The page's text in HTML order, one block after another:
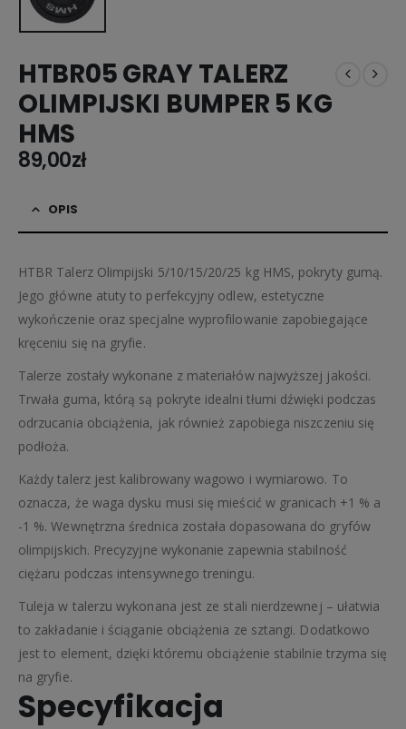
HTBR05 GRAY TALERZ
OLIMPIJSKI BUMPER 5 KG
HMS
89,00zł
OPIS
HTBR Talerz Olimpijski 5/10/15/20/25 kg HMS, pokryty gumą.
Jego główne atuty to perfekcyjny odlew, estetyczne
wykończenie oraz specjalne wyprofilowanie zapobiegające
kręceniu się na gryfie.
Talerze zostały wykonane z materiałów najwyższej jakości.
Trwała guma, którą są pokryte idealni tłumi dźwięki podczas
odrzucania obciążenia, jak również zapobiega niszczeniu się
podłoża.
Każdy talerz jest kalibrowany wagowo i wymiarowo. To
oznacza, że waga dysku musi się mieścić w granicach +1 % a
-1 %. Wewnętrzna średnica została dopasowana do gryfów
olimpijskich. Precyzyjne wykonanie zapewnia stabilność
ciężaru podczas intensywnego treningu.
Tuleja w talerzu wykonana jest ze stali nierdzewnej – ułatwia
to zakładanie i ściąganie obciążenia ze sztangi. Dodatkowo
jest to element, dzięki któremu obciążenie stabilnie trzyma się
na gryfie.
Specyfikacja